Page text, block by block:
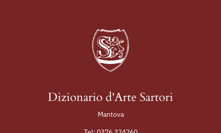
Dizionario d'Arte Sartori
Mantova